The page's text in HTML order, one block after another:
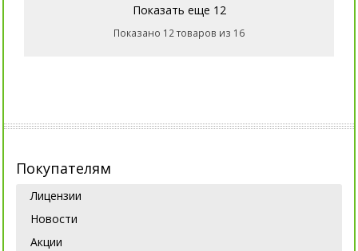
Показать еще 12
Показано 12 товаров из 16
Покупателям
Лицензии
Новости
Акции